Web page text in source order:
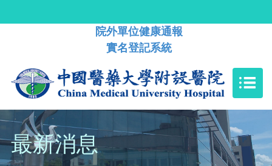
院外單位健康通報
實名登記系統
最新消息